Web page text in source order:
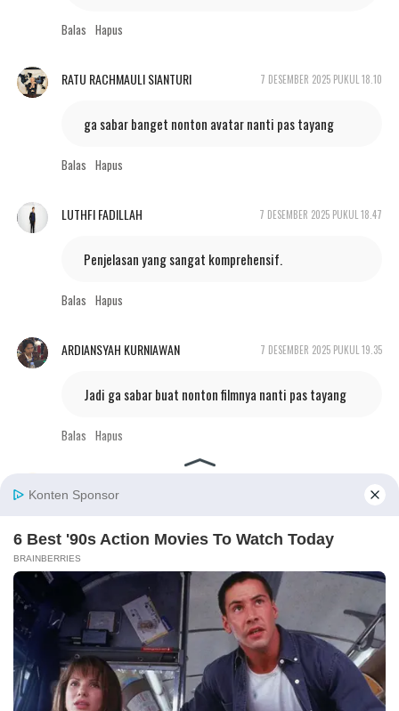
Balas Hapus
RATU RACHMAULI SIANTURI 7 DESEMBER 2025 PUKUL 18.10
ga sabar banget nonton avatar nanti pas tayang
Balas Hapus
LUTHFI FADILLAH 7 DESEMBER 2025 PUKUL 18.47
Penjelasan yang sangat komprehensif.
Balas Hapus
ARDIANSYAH KURNIAWAN 7 DESEMBER 2025 PUKUL 19.35
Jadi ga sabar buat nonton filmnya nanti pas tayang
Balas Hapus
Thanks, ini bantu banget buat yang lagi cari
referensi.
Balas Hapus
RAFLI PRAYOGA 7 DESEMBER 2025 PUKUL 21.53
Waaah keinget awal2 Avatar dulu muncul aku masih
ngikutin dibela2in nonton bioskop. Ternyata setelah